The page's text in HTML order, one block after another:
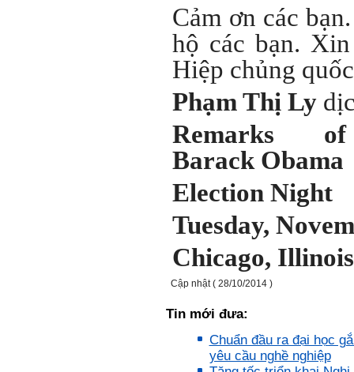
Cảm ơn các
hộ các bạn.
Hiệp chủng
Phạm Thị Ly
Remarks of
Barack Obama
Election Night
Tuesday,
Chicago, Illinois
Cập nhật ( 28/10/2014 )
Tin mới đưa:
Chuẩn đầu ra đại học
yêu cầu nghề nghiệp